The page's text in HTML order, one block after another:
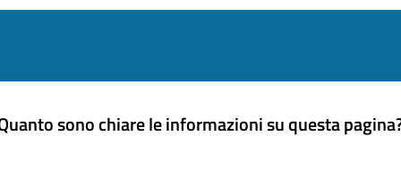
sono chiare le informazioni su questa